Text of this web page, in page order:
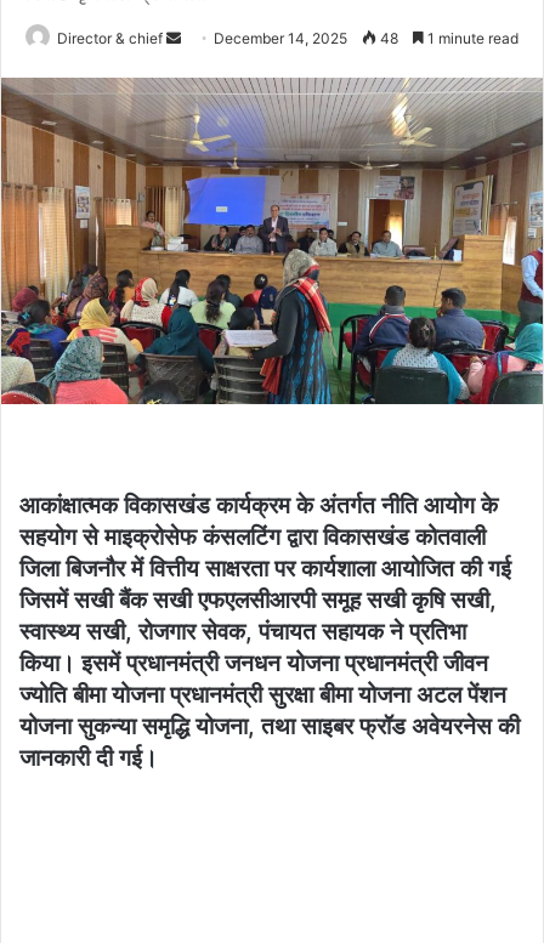
Director & chief
Send
email
December 14, 2025 48 1 minute read
आकांक्षात्मक विकासखंड कार्यक्रम के अंतर्गत नीति आयोग के
सहयोग से माइक्रोसेफ कंसलटिंग द्वारा विकासखंड कोतवाली
जिला बिजनौर में वित्तीय साक्षरता पर कार्यशाला आयोजित की गई
जिसमें सखी बैंक सखी एफएलसीआरपी समूह सखी कृषि सखी,
स्वास्थ्य सखी, रोजगार सेवक, पंचायत सहायक ने प्रतिभा
किया। इसमें प्रधानमंत्री जनधन योजना प्रधानमंत्री जीवन
ज्योति बीमा योजना प्रधानमंत्री सुरक्षा बीमा योजना अटल पेंशन
योजना सुकन्या समृद्धि योजना, तथा साइबर फ्रॉड अवेयरनेस की
जानकारी दी गई।